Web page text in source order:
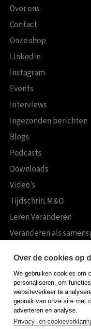
Over ons
Contact
Onze shop
Linkedin
Instagram
Events
Interviews
Ingezonden berichten
Blogs
Podcasts
Downloads
Video’s
Tijdschrift M&O
Leren Veranderen
Veranderen als
Koninklijke Boom
Boom Psychologie
Boom Hoger Onderwijs
Over de cookies op
We gebruiken cookies om
personaliseren, om
websiteverkeer te
gebruik van onze site met
adverteren en analyse.
Privacy- en